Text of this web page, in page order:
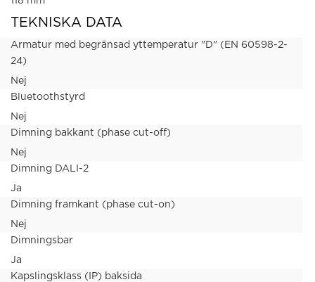
TEKNISKA DATA
Armatur med begränsad yttemperatur "D" (EN 60598-2-
24)
Nej
Bluetoothstyrd
Nej
Dimning bakkant (phase cut-off)
Nej
Dimning DALI-2
Ja
Dimning framkant (phase cut-on)
Nej
Dimningsbar
Ja
Kapslingsklass (IP) baksida